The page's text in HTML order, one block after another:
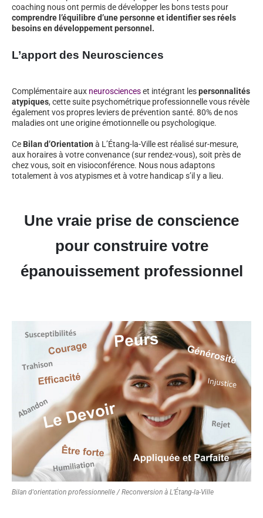
coaching nous ont permis de développer les bons tests pour
comprendre l’équilibre d’une personne et identifier ses réels
besoins en développement personnel.
L’apport des Neurosciences
Complémentaire aux neuroscienceset intégrant lespersonnalités
atypiques, cette suite psychométrique professionnelle vous révèle
également vos propres leviers de prévention santé. 80% de nos
maladies ont une origine émotionnelle ou psychologique.
Ce Bilan d’Orientation à L’Étang-la-Ville est réalisé sur-mesure,
aux horaires à votre convenance (sur rendez-vous), soit près de
chez vous, soit en visioconférence. Nous nous adaptons
totalement à vos atypismes et à votre handicap s’il y a lieu.
Une vraie prise de conscience
pour construire votre
épanouissement professionnel
Bilan d'orientation professionnelle / Reconversion à L’Étang-la-Ville